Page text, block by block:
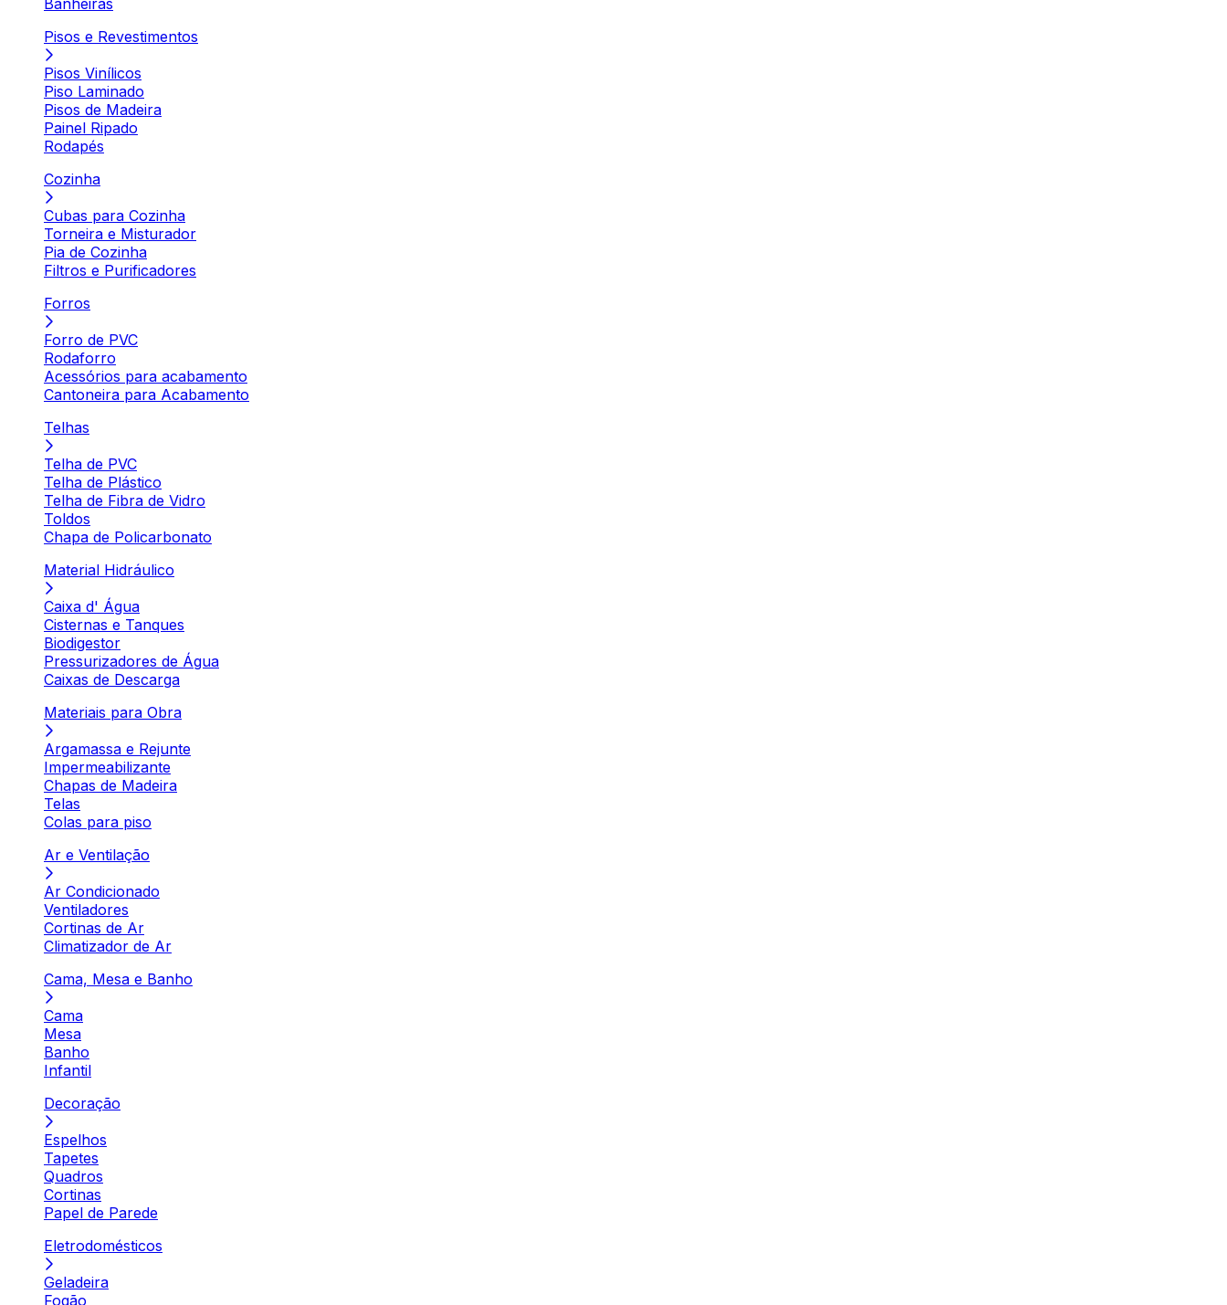
Banheiras
Pisos e Revestimentos
Pisos Vinílicos
Piso Laminado
Pisos de Madeira
Painel Ripado
Rodapés
Cozinha
Cubas para Cozinha
Torneira e Misturador
Pia de Cozinha
Filtros e Purificadores
Forros
Forro de PVC
Rodaforro
Acessórios para acabamento
Cantoneira para Acabamento
Telhas
Telha de PVC
Telha de Plástico
Telha de Fibra de Vidro
Toldos
Chapa de Policarbonato
Material Hidráulico
Caixa d' Água
Cisternas e Tanques
Biodigestor
Pressurizadores de Água
Caixas de Descarga
Materiais para Obra
Argamassa e Rejunte
Impermeabilizante
Chapas de Madeira
Telas
Colas para piso
Ar e Ventilação
Ar Condicionado
Ventiladores
Cortinas de Ar
Climatizador de Ar
Cama, Mesa e Banho
Cama
Mesa
Banho
Infantil
Decoração
Espelhos
Tapetes
Quadros
Cortinas
Papel de Parede
Eletrodomésticos
Geladeira
Fogão